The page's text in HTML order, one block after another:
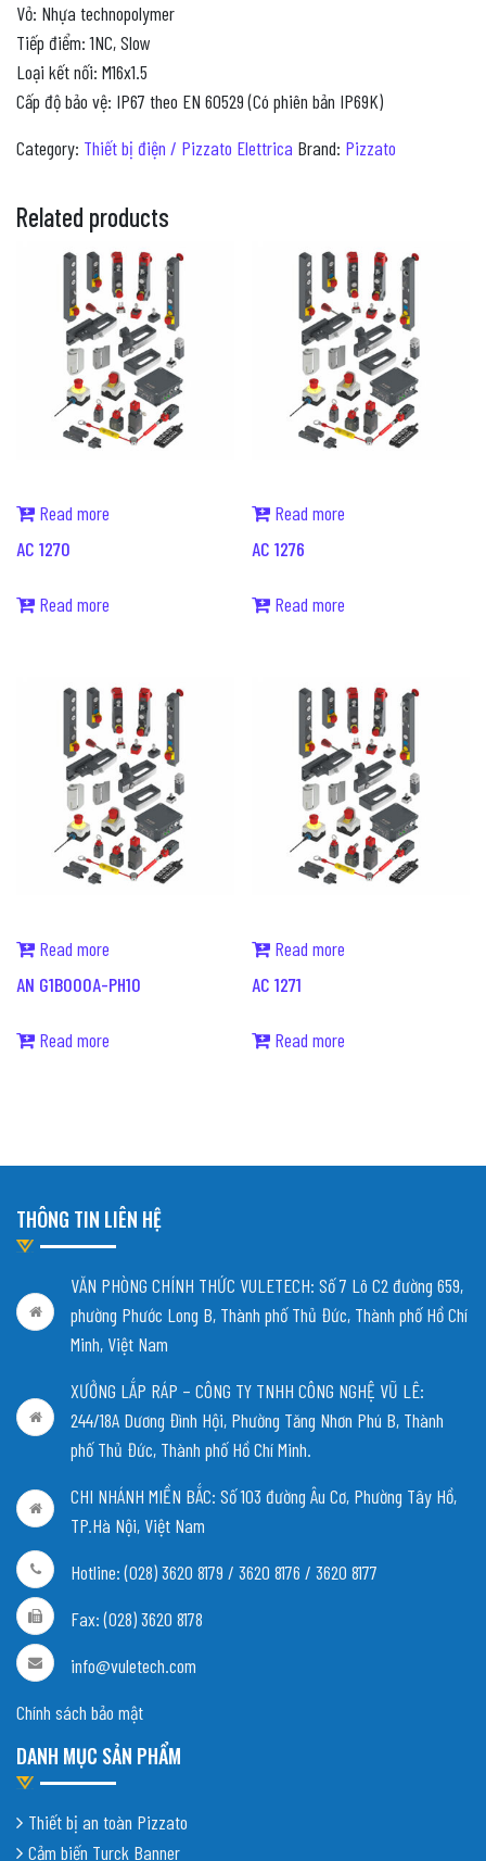
Vỏ: Nhựa technopolymer
Tiếp điểm: 1NC, Slow
Loại kết nối: M16x1.5
Cấp độ bảo vệ: IP67 theo EN 60529 (Có phiên bản IP69K)
Category: Thiết bị điện / Pizzato Elettrica Brand: Pizzato
Related products
Read more
AC 1270
Read more
Read more
AC 1276
Read more
Read more
AN G1B000A-PH10
Read more
Read more
AC 1271
Read more
THÔNG TIN LIÊN HỆ
VĂN PHÒNG CHÍNH THỨC VULETECH: Số 7 Lô C2 đường 659,
phường Phước Long B, Thành phố Thủ Đức, Thành phố Hồ Chí
Minh, Việt Nam
XƯỞNG LẮP RÁP – CÔNG TY TNHH CÔNG NGHỆ VŨ LÊ:
244/18A Dương Đình Hội, Phường Tăng Nhơn Phú B, Thành
phố Thủ Đức, Thành phố Hồ Chí Minh.
CHI NHÁNH MIỀN BẮC: Số 103 đường Âu Cơ, Phường Tây Hồ,
TP.Hà Nội, Việt Nam
Hotline: (028) 3620 8179 / 3620 8176 / 3620 8177
Fax: (028) 3620 8178
info@vuletech.com
Chính sách bảo mật
DANH MỤC SẢN PHẨM
Thiết bị an toàn Pizzato
Cảm biến Turck Banner